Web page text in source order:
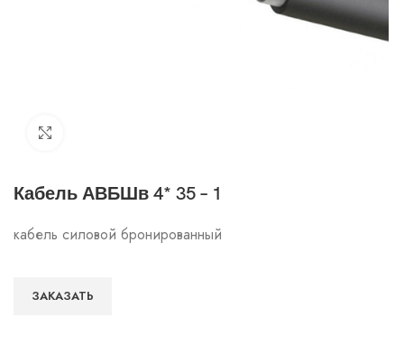
Кабель АВБШв 4* 35 – 1
кабель силовой бронированный
ЗАКАЗАТЬ